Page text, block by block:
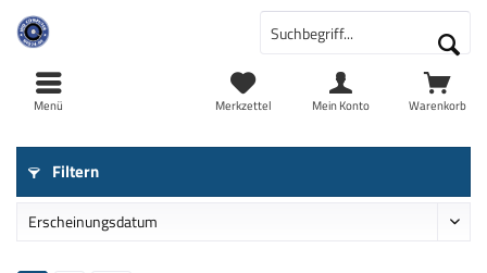
Warenkorb
Merkzettel Mein Konto
Menü
Filtern